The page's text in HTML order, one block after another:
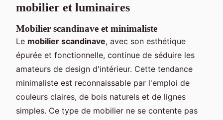
mobilier et luminaires
Mobilier scandinave et minimaliste
Le mobilier scandinave, avec son esthétique
épurée et fonctionnelle, continue de séduire les
amateurs de design d'intérieur. Cette tendance
minimaliste est reconnaissable par l'emploi de
couleurs claires, de bois naturels et de lignes
simples. Ce type de mobilier ne se contente pas